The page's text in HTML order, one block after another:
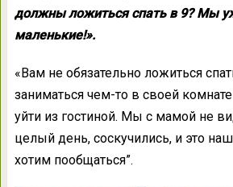
должны ложиться спать в 9? Мы
маленькие!».
«Вам не обязательно ложиться
заниматься чем-то в своей
уйти из гостиной. Мы с мамой не
целый день, соскучились, и это
хотим пообщаться”.